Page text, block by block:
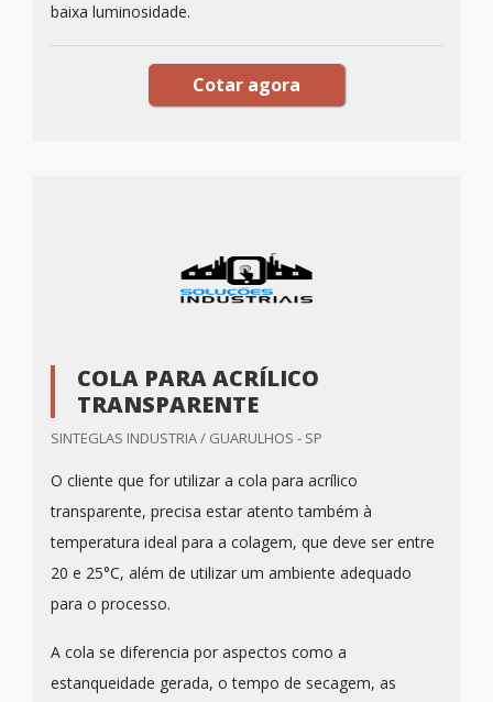
baixa luminosidade.
Cotar agora
COLA PARA ACRÍLICO
TRANSPARENTE
SINTEGLAS INDUSTRIA / GUARULHOS - SP
O cliente que for utilizar a cola para acrílico
transparente, precisa estar atento também à
temperatura ideal para a colagem, que deve ser entre
20 e 25°C, além de utilizar um ambiente adequado
para o processo.
A cola se diferencia por aspectos como a
estanqueidade gerada, o tempo de secagem, as